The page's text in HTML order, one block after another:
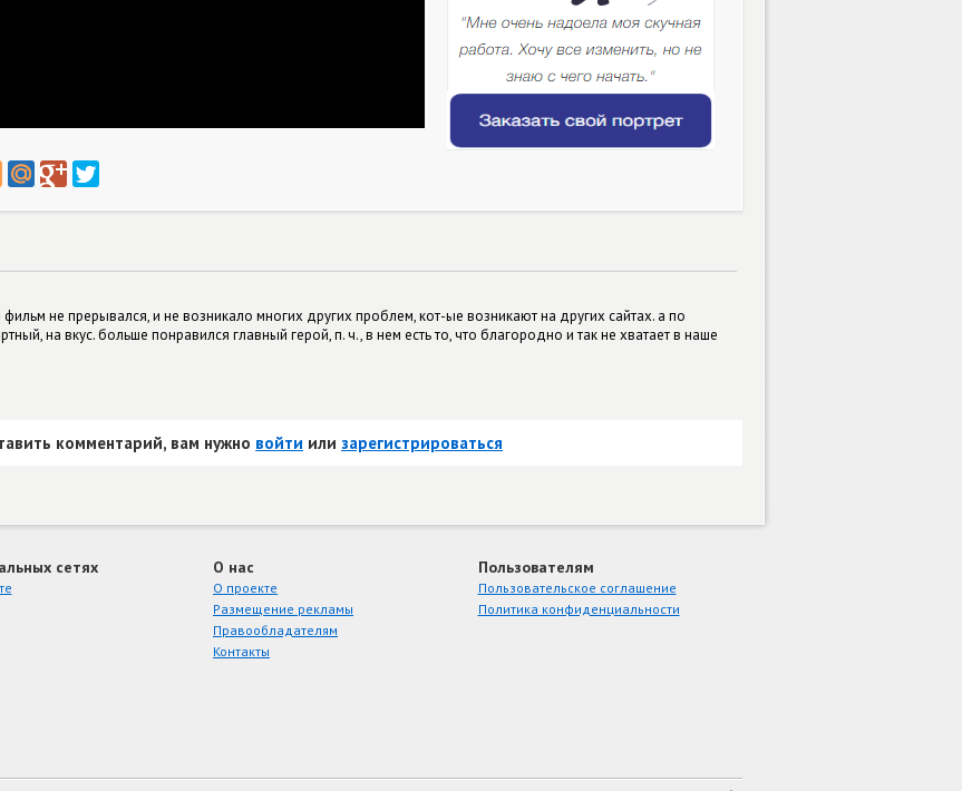
не прерывался, и не возникало многих других проблем, кот-ые возникают на других сайтах. а по
на вкус. больше понравился главный герой, п. ч., в нем есть то, что благородно и так не хватает в наше
комментарий, вам нужно войти или зарегистрироваться
сетях О нас
О проекте
Размещение рекламы
Правообладателям
Контакты
Пользователям
Пользовательское соглашение
Политика конфиденциальности